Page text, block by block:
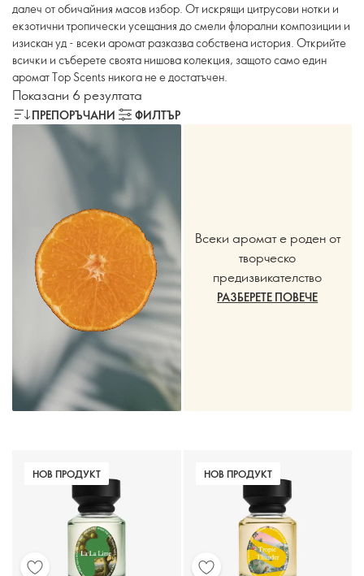
далеч от обичайния масов избор. От искрящи цитрусови нотки и
екзотични тропически усещания до смели флорални композиции и
изискан уд - всеки аромат разказва собствена история. Открийте
всички и съберете своята нишова колекция, защото само един
аромат Top Scents никога не е достатъчен.
Показани 6 резултата
ПРЕПОРЪЧАНИ ФИЛТЪР
Всеки аромат е роден от
творческо
предизвикателство
РАЗБЕРЕТЕ ПОВЕЧЕ
НОВ ПРОДУКТ НОВ ПРОДУКТ